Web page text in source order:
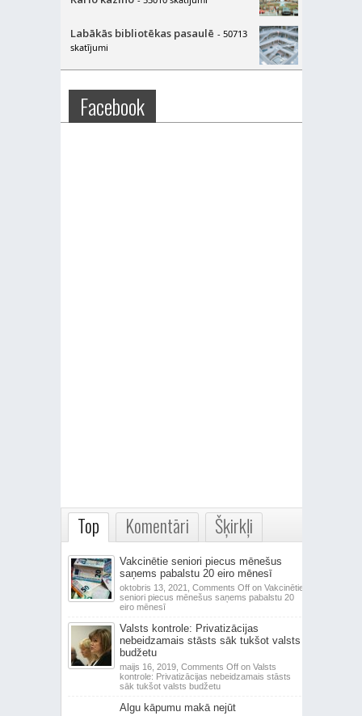
Labākās bibliotēkas pasaulē - 50713
skatījumi
Facebook
Top Komentāri Šķirkļi
Vakcinētie seniori piecus mēnešus
saņems pabalstu 20 eiro mēnesī
oktobris 13, 2021, Comments Offon Vakcinētie
seniori piecus mēnešus saņems pabalstu 20
eiro mēnesī
Valsts kontrole: Privatizācijas
nebeidzamais stāsts sāk tukšot valsts
budžetu
maijs 16, 2019, Comments Offon Valsts
kontrole: Privatizācijas nebeidzamais stāsts
sāk tukšot valsts budžetu
Algu kāpumu makā nejūt